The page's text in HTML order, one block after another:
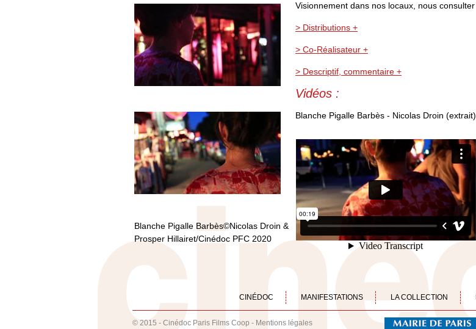
Blanche Pigalle Barbès©Nicolas Droin &
Prosper Hillairet/Cinédoc PFC 2020
Visionnement dans nos locaux, nous consulter
> Distributions +
> Co-Réalisateur +
> Descriptif, commentaire +
Vidéos :
Blanche Pigalle Barbès - Nicolas Droin (extrait)
CINÉDOC MANIFESTATIONS LA COLLECTION
© 2015 - Cinédoc Paris Films Coop - Mentions légales